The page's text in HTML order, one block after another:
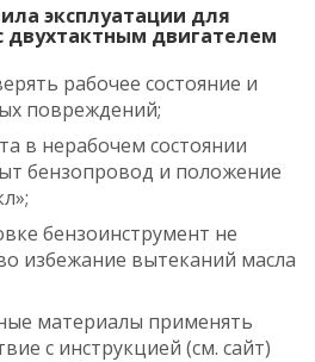
эксплуатации для
двухтактным двигателем
рабочее состояние и
повреждений;
в нерабочем состоянии
бензопровод и положение
бензоинструмент не
избежание вытеканий масла
материалы применять
c инструкцией (см. сайт)